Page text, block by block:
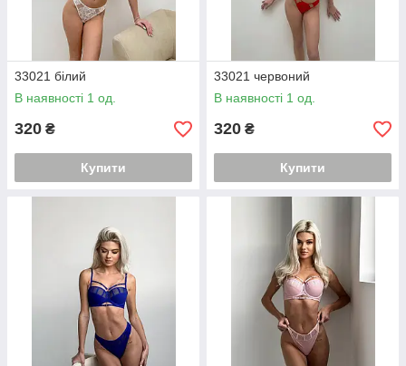
33021 білий
В наявності 1 од.
320 ₴
Купити
33021 червоний
В наявності 1 од.
320 ₴
Купити